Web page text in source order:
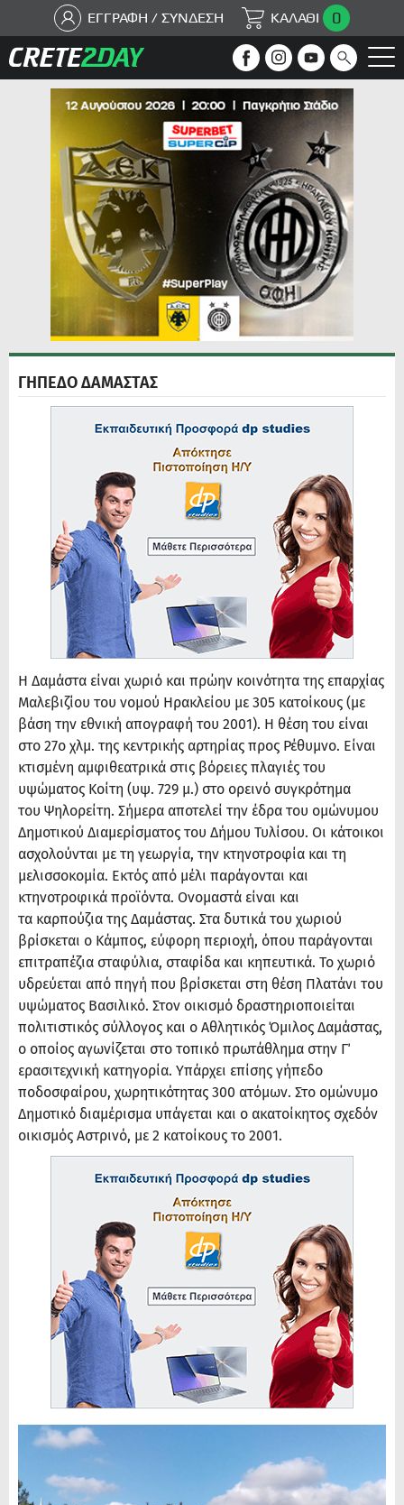
ΕΓΓΡΑΦΗ / ΣΥΝΔΕΣΗ ΚΑΛΑΘΙ 0
ΓΗΠΕΔΟ ΔΑΜΑΣΤΑΣ
Η Δαμάστα είναι χωριό και πρώην κοινότητα της επαρχίας
Μαλεβιζίου του νομού Ηρακλείου με 305 κατοίκους (με
βάση την εθνική απογραφή του 2001). Η θέση του είναι
στο 27ο χλμ. της κεντρικής αρτηρίας προς Ρέθυμνο. Είναι
κτισμένη αμφιθεατρικά στις βόρειες πλαγιές του
υψώματος Κοίτη (υψ. 729 μ.) στο ορεινό συγκρότημα
του Ψηλορείτη. Σήμερα αποτελεί την έδρα του ομώνυμου
Δημοτικού Διαμερίσματος του Δήμου Τυλίσου. Οι κάτοικοι
ασχολούνται με τη γεωργία, την κτηνοτροφία και τη
μελισσοκομία. Εκτός από μέλι παράγονται και
κτηνοτροφικά προϊόντα. Ονομαστά είναι και
τα καρπούζια της Δαμάστας. Στα δυτικά του χωριού
βρίσκεται ο Κάμπος, εύφορη περιοχή, όπου παράγονται
επιτραπέζια σταφύλια, σταφίδα και κηπευτικά. Το χωριό
υδρεύεται από πηγή που βρίσκεται στη θέση Πλατάνι του
υψώματος Βασιλικό. Στον οικισμό δραστηριοποιείται
πολιτιστικός σύλλογος και ο Αθλητικός Όμιλος Δαμάστας,
ο οποίος αγωνίζεται στο τοπικό πρωτάθλημα στην Γ΄
ερασιτεχνική κατηγορία. Υπάρχει επίσης γήπεδο
ποδοσφαίρου, χωρητικότητας 300 ατόμων. Στο ομώνυμο
Δημοτικό διαμέρισμα υπάγεται και ο ακατοίκητος σχεδόν
οικισμός Αστρινό, με 2 κατοίκους το 2001.